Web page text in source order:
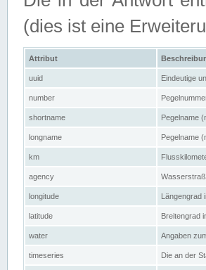
(dies ist eine
Attribut
uuid Eindeutige
number
shortname Pegelname
longname Pegelname
km
agency
longitude
latitude Breitengrad
water Angaben
timeseries Die an der